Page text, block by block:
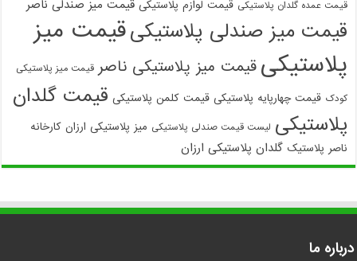
قیمت عمده گلدان پلاستیکی قیمت لوازم پلاستیکی قیمت میز صندلی ناصر
قیمت میز صندلی پلاستیکیقیمت میز
پلاستیکی قیمت میز پلاستیکی ناصر قیمت میز پلاستیکی
کودک قیمت چهارپایه پلاستیکی قیمت کلمن پلاستیکی قیمت گلدان
پلاستیکی لیست قیمت صندلی پلاستیکی میز پلاستیکی ارزان کارخانه
ناصر پلاستیک گلدان پلاستیکی ارزان
درباره ما